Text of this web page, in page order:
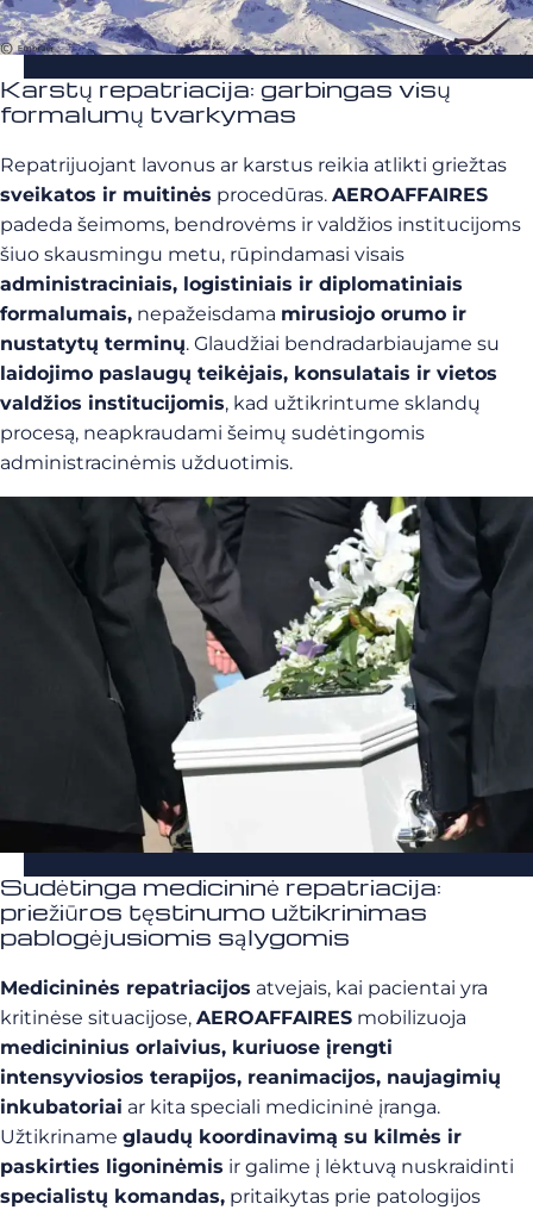
Karstų repatriacija: garbingas visų
formalumų tvarkymas
Repatrijuojant lavonus ar karstus reikia atlikti griežtas
sveikatos ir muitinės procedūras. AEROAFFAIRES
padeda šeimoms, bendrovėms ir valdžios institucijoms
šiuo skausmingu metu, rūpindamasi visais
administraciniais, logistiniais ir diplomatiniais
formalumais, nepažeisdama mirusiojo orumo ir
nustatytų terminų. Glaudžiai bendradarbiaujame su
laidojimo paslaugų teikėjais, konsulatais ir vietos
valdžios institucijomis, kad užtikrintume sklandų
procesą, neapkraudami šeimų sudėtingomis
administracinėmis užduotimis.
Sudėtinga medicininė repatriacija:
priežiūros tęstinumo užtikrinimas
pablogėjusiomis sąlygomis
Medicininės repatriacijos atvejais, kai pacientai yra
kritinėse situacijose, AEROAFFAIRES mobilizuoja
medicininius orlaivius, kuriuose įrengti
intensyviosios terapijos, reanimacijos, naujagimių
inkubatoriai ar kita speciali medicininė įranga.
Užtikriname glaudų koordinavimą su kilmės ir
paskirties ligoninėmis ir galime į lėktuvą nuskraidinti
specialistų komandas, pritaikytas prie patologijos